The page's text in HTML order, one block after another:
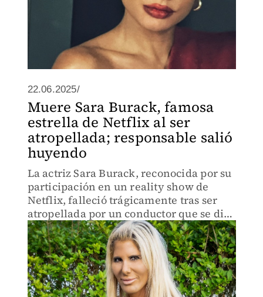
22.06.2025/
Muere Sara Burack, famosa
estrella de Netflix al ser
atropellada; responsable salió
huyendo
La actriz Sara Burack, reconocida por su
participación en un reality show de
Netflix, falleció trágicamente tras ser
atropellada por un conductor que se dio
a la fuga